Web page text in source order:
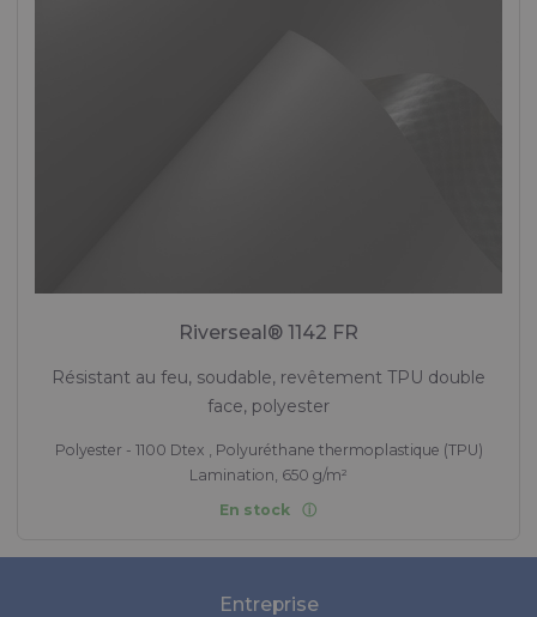
Riverseal® 1142 FR
Résistant au feu, soudable, revêtement TPU double
face, polyester
Polyester - 1100 Dtex , Polyuréthane thermoplastique (TPU)
Lamination, 650 g/m²
En stock
Entreprise